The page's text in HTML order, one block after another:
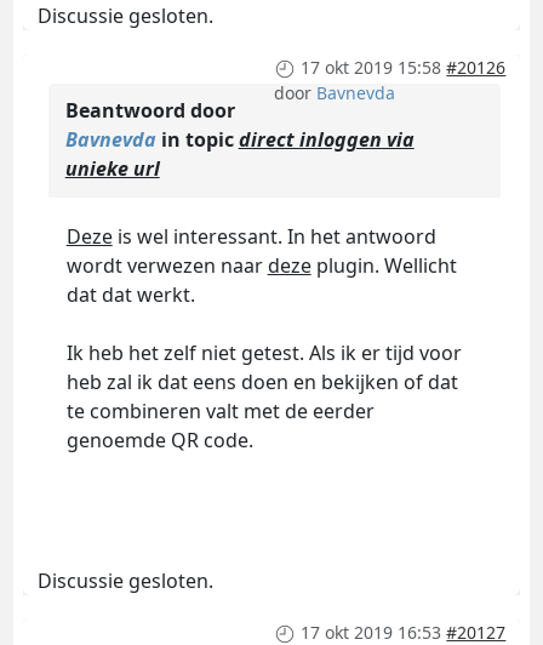
Discussie gesloten.
17 okt 2019 15:58 #20126
door Bavnevda
Beantwoord door
Bavnevda in topicdirect inloggen via
unieke url
Dezeis wel interessant. In het antwoord
wordt verwezen naardezeplugin. Wellicht
dat dat werkt.
Ik heb het zelf niet getest. Als ik er tijd voor
heb zal ik dat eens doen en bekijken of dat
te combineren valt met de eerder
genoemde QR code.
Discussie gesloten.
17 okt 2019 16:53 #20127